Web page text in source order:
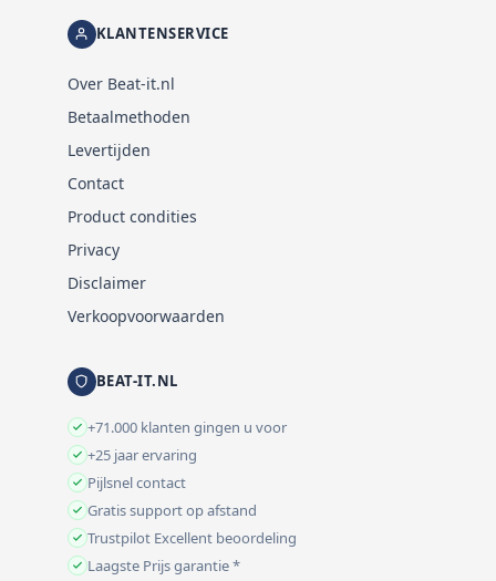
KLANTENSERVICE
Over Beat-it.nl
Betaalmethoden
Levertijden
Contact
Product condities
Privacy
Disclaimer
Verkoopvoorwaarden
BEAT-IT.NL
+71.000 klanten gingen u voor
+25 jaar ervaring
Pijlsnel contact
Gratis support op afstand
Trustpilot Excellent beoordeling
Laagste Prijs garantie *